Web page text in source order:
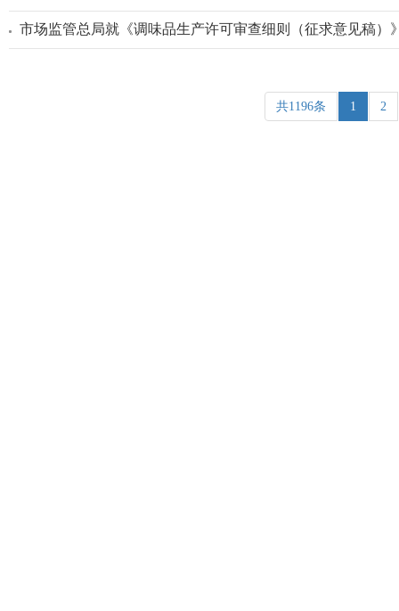
市场监管总局就《调味品生产许可审查细则（征求意见稿）
共1196条 1 2